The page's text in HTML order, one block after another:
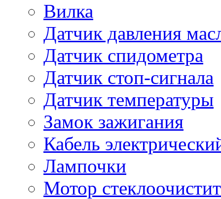
Вилка
Датчик давления
Датчик спидометра
Датчик стоп-сигнала
Датчик температуры
Замок зажигания
Кабель
Лампочки
Мотор